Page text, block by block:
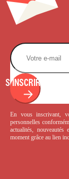
S'INSCRIRE
En vous inscrivant,
personnelles
actualités,
moment grâce au lien